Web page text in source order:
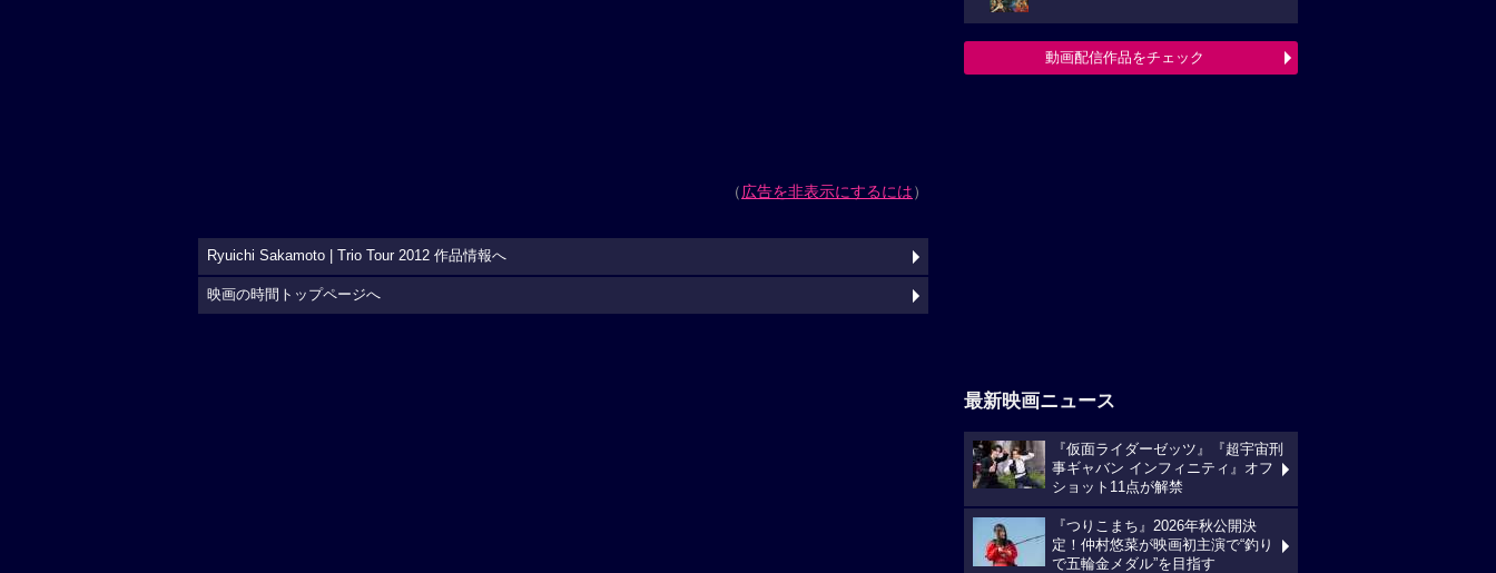
（広告を非表示にするには）
動画配信作品をチェック
最新映画ニュース
『仮面ライダーゼッツ』『超宇宙刑
事ギャバン インフィニティ』オフ
ショット11点が解禁
『つりこまち』2026年秋公開決
定！仲村悠菜が映画初主演で“釣り
で五輪金メダル”を目指す
Ryuichi Sakamoto | Trio Tour 2012 作品情報へ
映画の時間トップページへ